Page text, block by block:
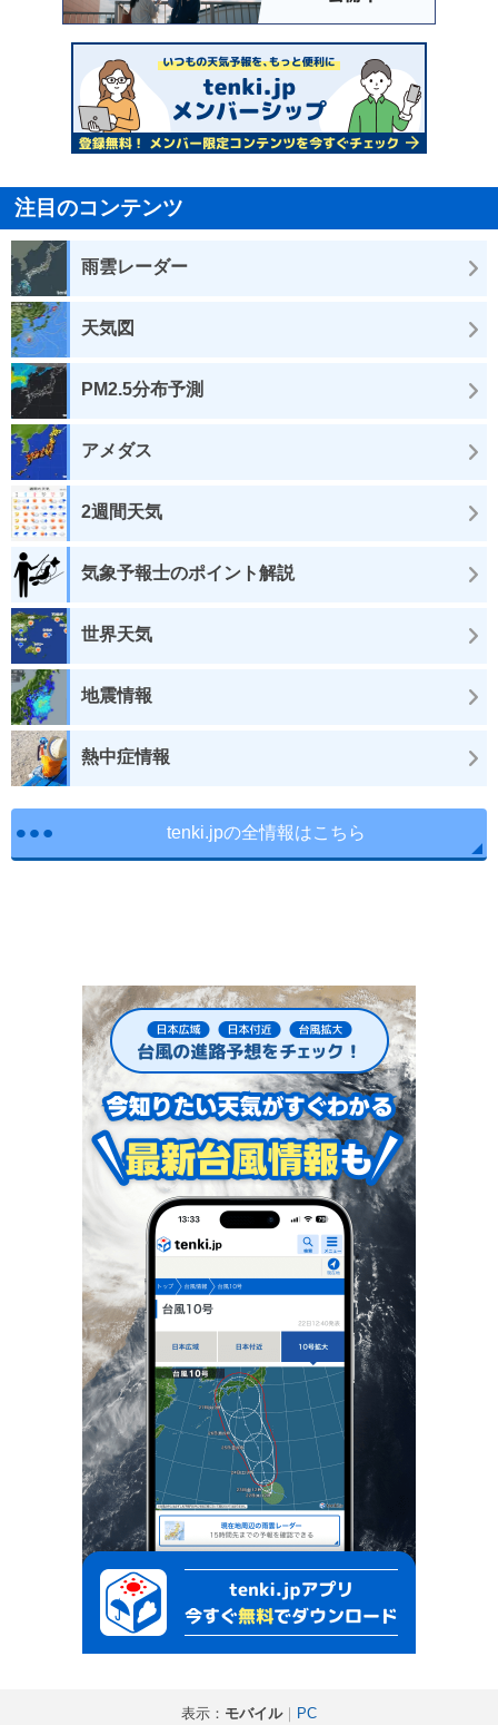
注目のコンテンツ
雨雲レーダー
天気図
PM2.5分布予測
アメダス
2週間天気
気象予報士のポイント解説
世界天気
地震情報
熱中症情報
tenki.jpの全情報はこちら
表示： モバイル｜ PC